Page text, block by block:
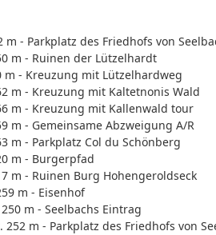
- Parkplatz des Friedhofs von
m - Ruinen der Lützelhardt
m - Kreuzung mit Lützelhardweg
m - Kreuzung mit Kaltetnonis Wald
m - Kreuzung mit Kallenwald tour
m - Gemeinsame Abzweigung A/R
m - Parkplatz Col du Schönberg
m - Burgerpfad
m - Ruinen Burg Hohengeroldseck
m - Eisenhof
m - Seelbachs Eintrag
m - Parkplatz des Friedhofs von